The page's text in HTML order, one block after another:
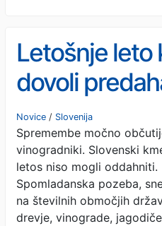
Letošnje leto
dovoli
toči in sodri
Novice / Slovenija
Spremembe močno
vinogradniki. Slovenski
letos niso mogli oddahniti.
Spomladanska pozeba,
na številnih območjih
drevje, vinograde,